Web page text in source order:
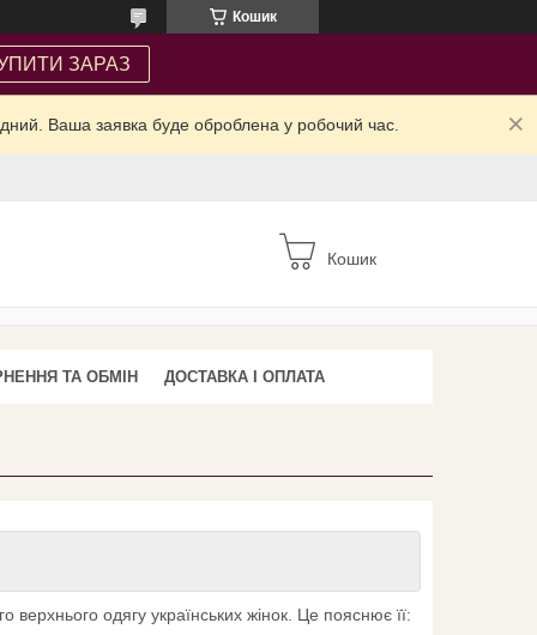
Кошик
ЗАРАЗ
Ваша заявка буде оброблена у робочий час.
Кошик
ТА ОБМІН ДОСТАВКА І ОПЛАТА
одягу українських жінок. Це пояснює її: